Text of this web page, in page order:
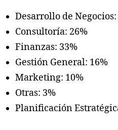
Desarrollo de Negocios:
Consultoría: 26%
Finanzas: 33%
Gestión General: 16%
Marketing: 10%
Otras: 3%
Planificación